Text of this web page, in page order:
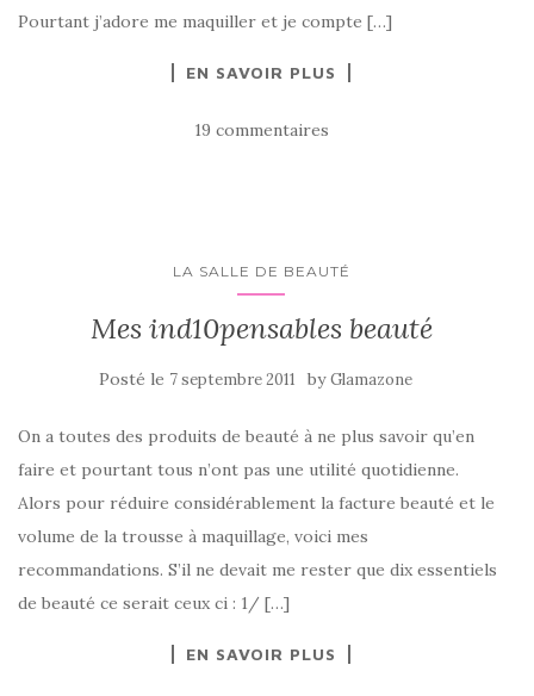
Pourtant j’adore me maquiller et je compte […]
EN SAVOIR PLUS
19 commentaires
LA SALLE DE BEAUTÉ
Mes ind10pensables beauté
Posté le 7 septembre 2011 byGlamazone
On a toutes des produits de beauté à ne plus savoir qu’en
faire et pourtant tous n’ont pas une utilité quotidienne.
Alors pour réduire considérablement la facture beauté et le
volume de la trousse à maquillage, voici mes
recommandations. S’il ne devait me rester que dix essentiels
de beauté ce serait ceux ci : 1/ […]
EN SAVOIR PLUS